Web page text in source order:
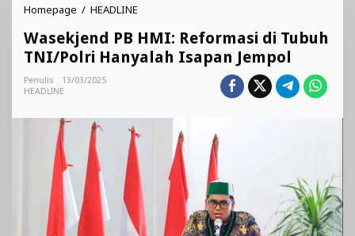
Homepage / HEADLINE
HMI:
Reformasi
di
Isapan
Jempol
Wasekjend PB HMI: Reformasi di Tubuh
TNI/Polri Hanyalah Isapan Jempol
Penulis
13/03/2025
HEADLINE